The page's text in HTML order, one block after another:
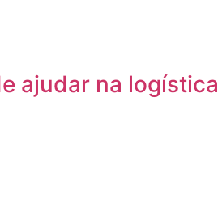
ajudar na logística